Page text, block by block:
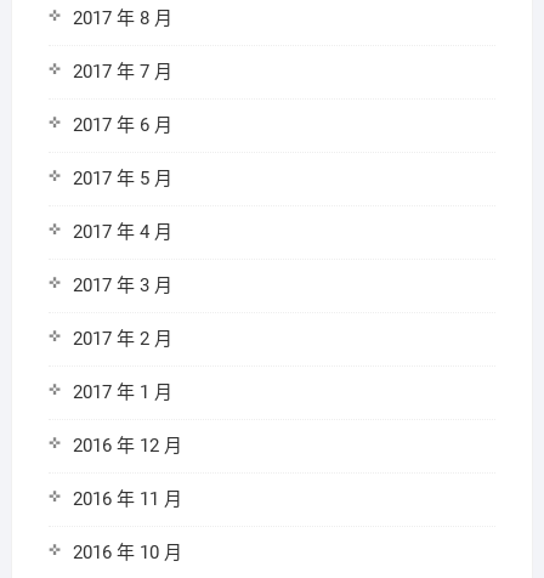
2017 年 8 月
2017 年 7 月
2017 年 6 月
2017 年 5 月
2017 年 4 月
2017 年 3 月
2017 年 2 月
2017 年 1 月
2016 年 12 月
2016 年 11 月
2016 年 10 月